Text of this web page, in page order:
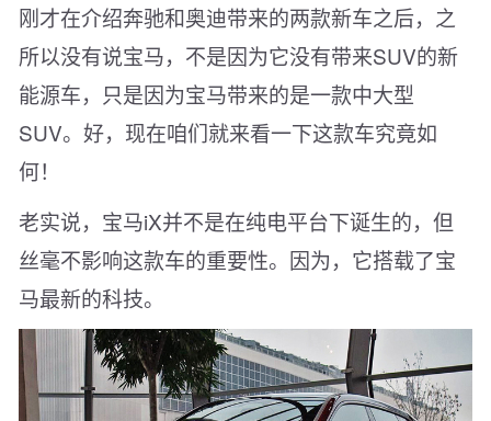
刚才在介绍奔驰和奥迪带来的两款新车之后，之
所以没有说宝马，不是因为它没有带来SUV的新
能源车，只是因为宝马带来的是一款中大型
SUV。好，现在咱们就来看一下这款车究竟如
何！
老实说，宝马iX并不是在纯电平台下诞生的，但
丝毫不影响这款车的重要性。因为，它搭载了宝
马最新的科技。